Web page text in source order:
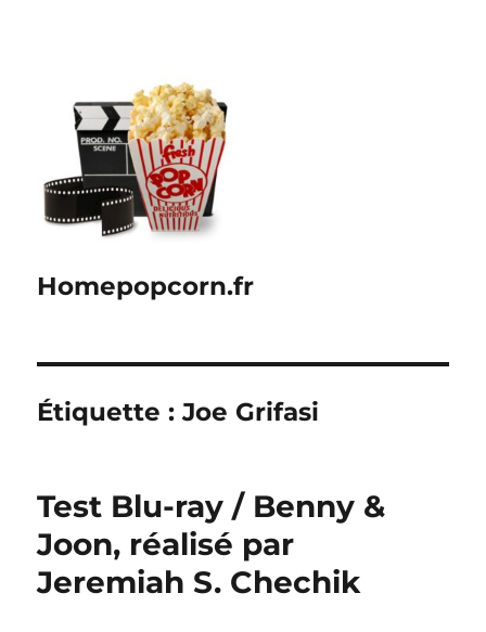
Homepopcorn.fr
Étiquette :Joe Grifasi
Test Blu-ray / Benny &
Joon, réalisé par
Jeremiah S. Chechik